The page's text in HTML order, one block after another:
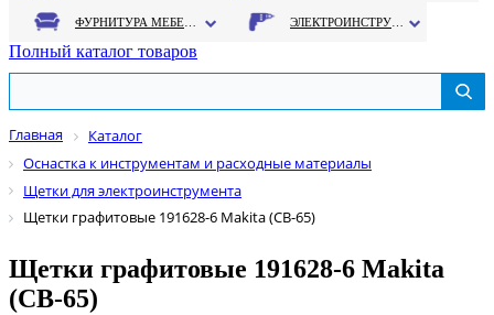
Полный каталог товаров
Главная
Каталог
Оснастка к инструментам и расходные материалы
Щетки для электроинструмента
Щетки графитовые 191628-6 Makita (СВ-65)
Щетки графитовые 191628-6 Makita
(СВ-65)